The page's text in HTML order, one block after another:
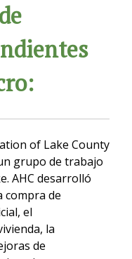
of Lake County
grupo de trabajo
AHC desarrolló
compra de
el
la
de